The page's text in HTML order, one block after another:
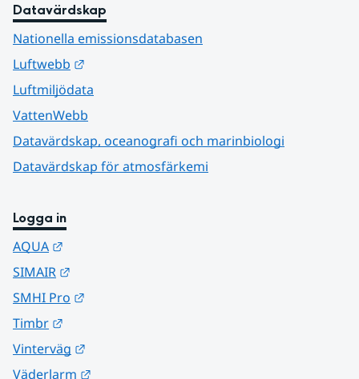
Datavärdskap
Nationella emissionsdatabasen
Luftwebb
Luftmiljödata
VattenWebb
Datavärdskap, oceanografi och marinbiologi
Datavärdskap för atmosfärkemi
Logga in
AQUA
SIMAIR
SMHI Pro
Timbr
Vinterväg
Väderlarm